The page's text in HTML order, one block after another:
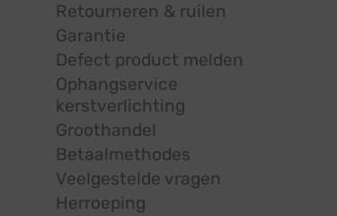
Retourneren & ruilen
Garantie
Defect product melden
Ophangservice
kerstverlichting
Groothandel
Betaalmethodes
Veelgestelde vragen
Herroeping